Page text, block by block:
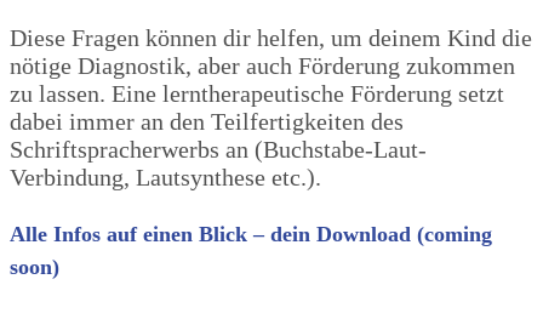
Diese Fragen können dir helfen, um deinem Kind die
nötige Diagnostik, aber auch Förderung zukommen
zu lassen. Eine lerntherapeutische Förderung setzt
dabei immer an den Teilfertigkeiten des
Schriftspracherwerbs an (Buchstabe-Laut-
Verbindung, Lautsynthese etc.).
Alle Infos auf einen Blick – dein Download (coming
soon)